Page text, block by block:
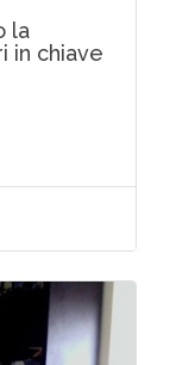
la
in chiave